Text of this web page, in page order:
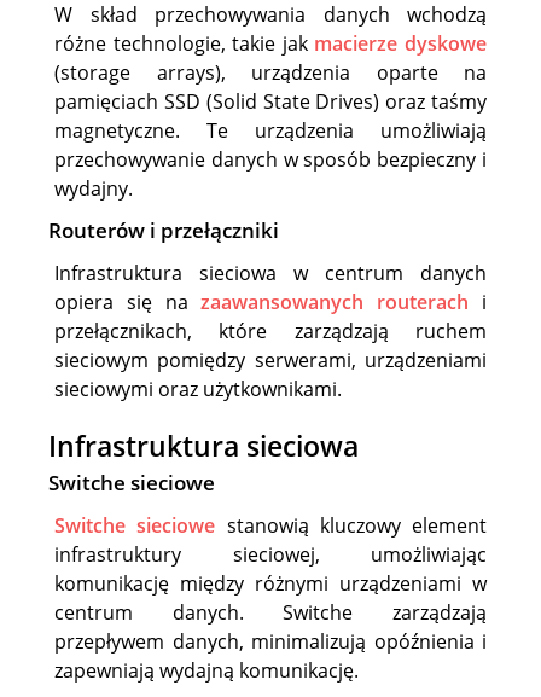
W skład przechowywania danych wchodzą
różne technologie, takie jak macierze dyskowe
(storage arrays), urządzenia oparte na
pamięciach SSD (Solid State Drives) oraz taśmy
magnetyczne. Te urządzenia umożliwiają
przechowywanie danych w sposób bezpieczny i
wydajny.
Routerów i przełączniki
Infrastruktura sieciowa w centrum danych
opiera się nazaawansowanych routerach i
przełącznikach, które zarządzają ruchem
sieciowym pomiędzy serwerami, urządzeniami
sieciowymi oraz użytkownikami.
Infrastruktura sieciowa
Switche sieciowe
Switche sieciowe stanowią kluczowy element
infrastruktury sieciowej, umożliwiając
komunikację między różnymi urządzeniami w
centrum danych. Switche zarządzają
przepływem danych, minimalizują opóźnienia i
zapewniają wydajną komunikację.